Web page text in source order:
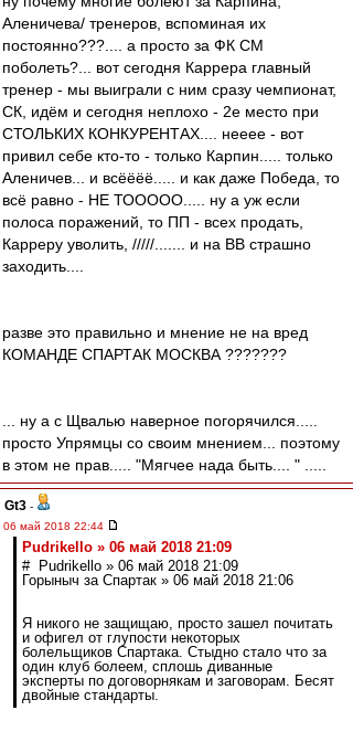
Аленичева/ тренеров, вспоминая их
постоянно???.... а просто за ФК СМ
поболеть?... вот сегодня Каррера главный
тренер - мы выиграли с ним сразу чемпионат,
СК, идём и сегодня неплохо - 2е место при
СТОЛЬКИХ КОНКУРЕНТАХ.... нееее - вот
привил себе кто-то - только Карпин..... только
Аленичев... и всёёёё..... и как даже Победа, то
всё равно - НЕ ТООООО..... ну а уж если
полоса поражений, то ПП - всех продать,
Карреру уволить, /////....... и на ВВ страшно
заходить....
разве это правильно и мнение не на вред
КОМАНДЕ СПАРТАК МОСКВА ???????
... ну а с Щвалью наверное погорячился.....
просто Упрямцы со своим мнением... поэтому
в этом не прав..... "Мягчее нада быть.... " .....
Gt3 -
06 май 2018 22:44
Pudrikello » 06 май 2018 21:09
# Pudrikello » 06 май 2018 21:09
Горыныч за Спартак » 06 май 2018 21:06
Я никого не защищаю, просто зашел почитать
и офигел от глупости некоторых
болельщиков Спартака. Стыдно стало что за
один клуб болеем, сплошь диванные
эксперты по договорнякам и заговорам. Бесят
двойные стандарты.